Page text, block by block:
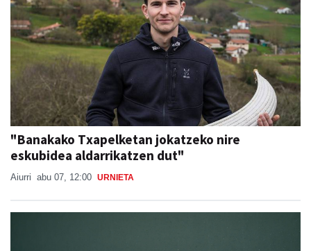
"Banakako Txapelketan jokatzeko nire
eskubidea aldarrikatzen dut"
Aiurri abu 07, 12:00 URNIETA